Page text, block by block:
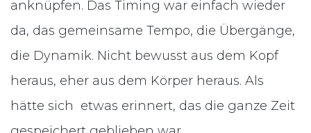
anknüpfen. Das Timing war einfach wieder
da, das gemeinsame Tempo, die Übergänge,
die Dynamik. Nicht bewusst aus dem Kopf
heraus, eher aus dem Körper heraus. Als
hätte sich etwas erinnert, das die ganze Zeit